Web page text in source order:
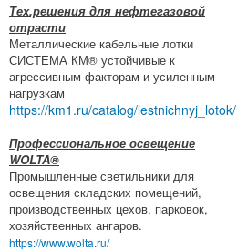
Тех.решения для нефтегазовой
отрасти
Металлические кабельные лотки
СИСТЕМА КМ® устойчивые к
агрессивным факторам и усиленным
нагрузкам
https://km1.ru/catalog/lestnichnyj_lotok/
Профессиональное освещение
WOLTA®
Промышленные светильники для
освещения складских помещений,
производственных цехов, парковок,
хозяйственных ангаров.
https://www.wolta.ru/